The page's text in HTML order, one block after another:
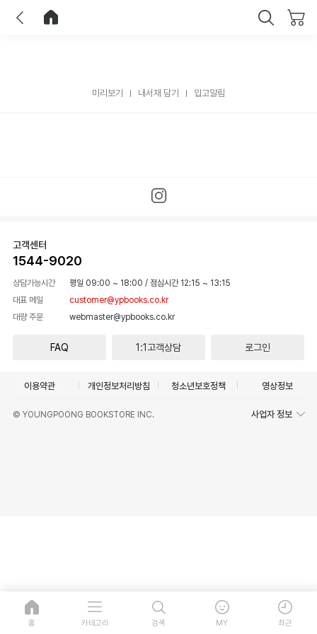
미리보기 내서재 담기 입고알림
고객센터
1544-9020
상담가능시간 평일 09:00 ~ 18:00 / 점심시간 12:15 ~ 13:15
대표 메일
customer@ypbooks.co.kr
대량 주문
webmaster@ypbooks.co.kr
FAQ 1:1고객상담 로그인
이용약관 개인정보처리방침 청소년보호정책 영상정보
© YOUNGPOONG BOOKSTORE INC. 사업자 정보
홈 카테고리 검색 MY 최근